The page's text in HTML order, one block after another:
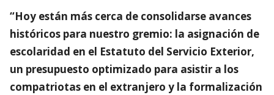
“Hoy están más cerca de consolidarse avances
históricos para nuestro gremio: la asignación de
escolaridad en el Estatuto del Servicio Exterior,
un presupuesto optimizado para asistir a los
compatriotas en el extranjero y la formalización